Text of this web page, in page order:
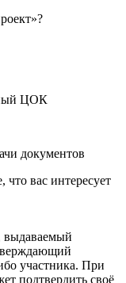
ЦОК
документов
вас интересует
выдаваемый
участника. При
подтвердить своё